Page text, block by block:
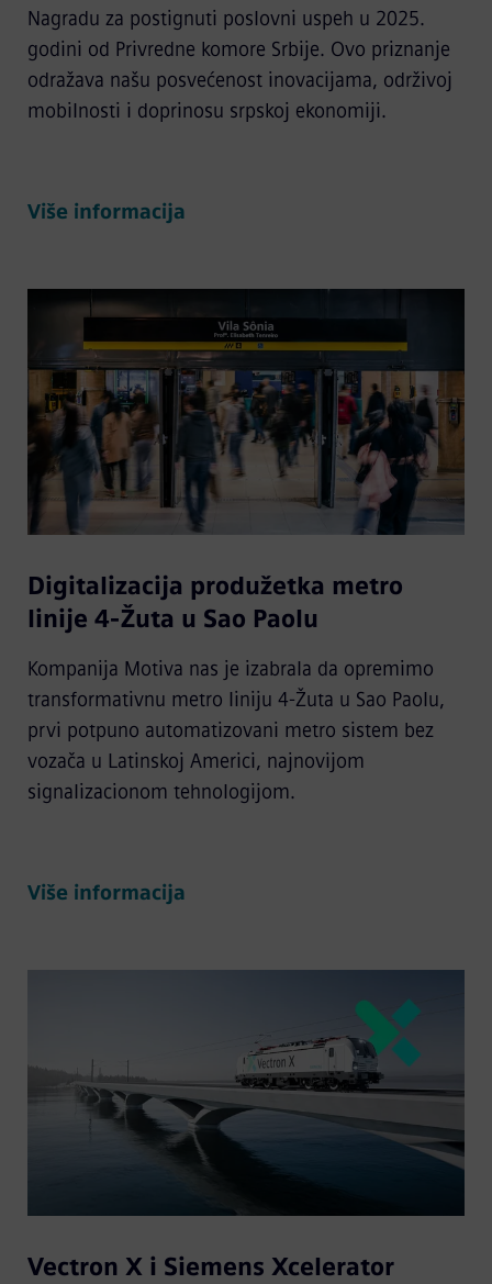
Nagradu za postignuti poslovni uspeh u 2025.
godini od Privredne komore Srbije. Ovo priznanje
odražava našu posvećenost inovacijama, održivoj
mobilnosti i doprinosu srpskoj ekonomiji.
Više informacija
Digitalizacija produžetka metro
linije 4-Žuta u Sao Paolu
Kompanija Motiva nas je izabrala da opremimo
transformativnu metro liniju 4-Žuta u Sao Paolu,
prvi potpuno automatizovani metro sistem bez
vozača u Latinskoj Americi, najnovijom
signalizacionom tehnologijom.
Više informacija
Vectron X i Siemens Xcelerator